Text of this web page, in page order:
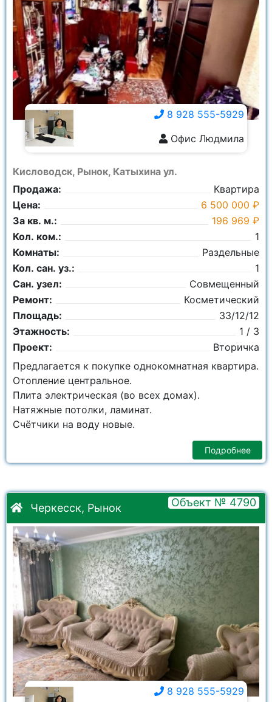
Кисловодск, Рынок, Катыхина ул.
Продажа:
Квартира
Цена:
6 500 000 ₽
За кв. м.:
196 969 ₽
Кол. ком.:
1
Комнаты:
Раздельные
Кол. сан. уз.:
1
Сан. узел:
Совмещенный
Ремонт:
Косметический
Площадь:
33/12/12
Этажность:
1 / 3
Проект:
Вторичка
8 928 555-5929
Офис Людмила
Предлагается к покупке однокомнатная квартира.
Отопление центральное.
Плита электрическая (во всех домах).
Натяжные потолки, ламинат.
Счётчики на воду новые.
Подробнее
Черкесск, Рынок Объект № 4790
8 928 555-5929